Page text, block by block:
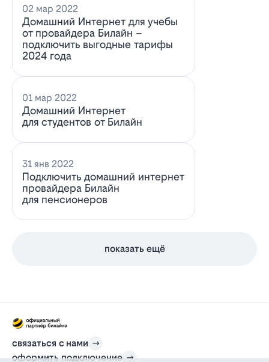
02 мар 2022
Домашний Интернет для учебы
от провайдера Билайн –
подключить выгодные тарифы
2024 года
01 мар 2022
Домашний Интернет
для студентов от Билайн
31 янв 2022
Подключить домашний интернет
провайдера Билайн
для пенсионеров
показать ещё
связаться с нами
оформить подключение